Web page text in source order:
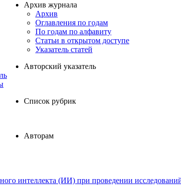
Архив журнала
Архив
Оглавления по годам
По годам по алфавиту
Статьи в открытом доступе
Указатель статей
Авторский указатель
Список рубрик
Авторам
интеллекта (ИИ) при проведении